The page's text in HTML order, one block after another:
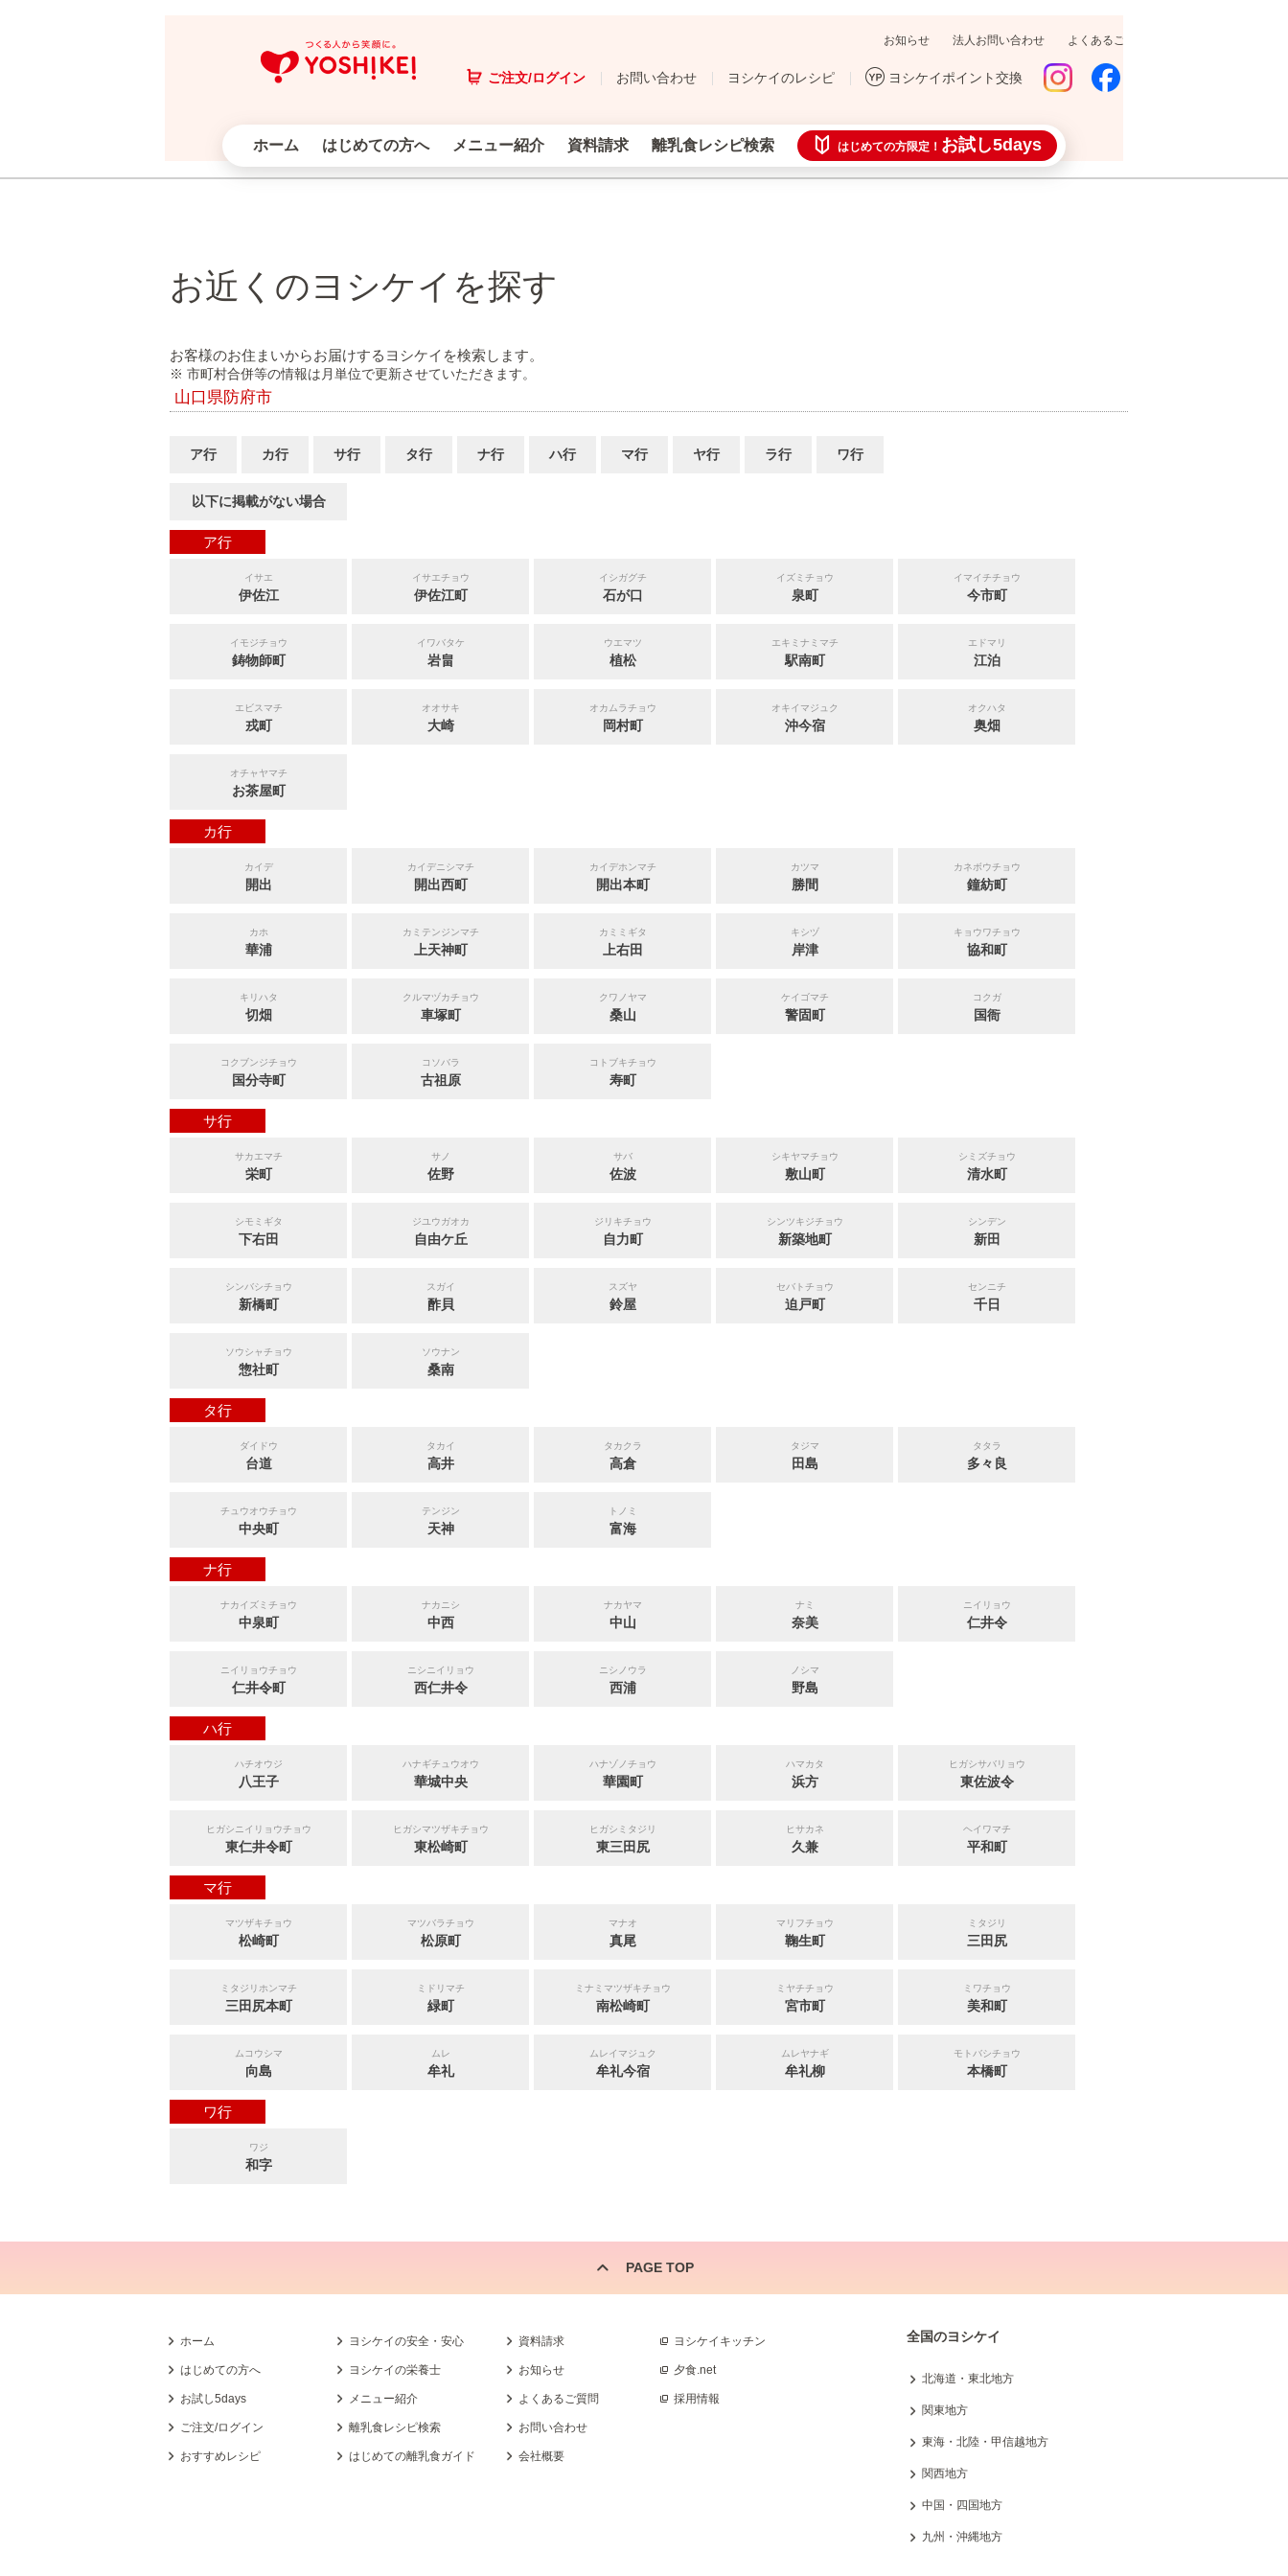
お知らせ 法人お問い合わせ よくあるご質問
ご注文/ログイン お問い合わせ ヨシケイのレシピ ヨシケイポイント交換
ホーム はじめての方へ メニュー紹介 資料請求 離乳食レシピ検索 はじめての方限定！ お試し5days
お近くのヨシケイを探す
お客様のお住まいからお届けするヨシケイを検索します。
※ 市町村合併等の情報は月単位で更新させていただきます。
山口県防府市
ア行 カ行 サ行 タ行 ナ行 ハ行 マ行 ヤ行 ラ行 ワ行
以下に掲載がない場合
ア行
イサエ
伊佐江
イサエチョウ
伊佐江町
イシガグチ
石が口
イズミチョウ
泉町
イマイチチョウ
今市町
イモジチョウ
鋳物師町
イワバタケ
岩畠
ウエマツ
植松
エキミナミマチ
駅南町
エドマリ
江泊
エビスマチ
戎町
オオサキ
大崎
オカムラチョウ
岡村町
オキイマジュク
沖今宿
オクハタ
奥畑
オチャヤマチ
お茶屋町
カ行
カイデ
開出
カイデニシマチ
開出西町
カイデホンマチ
開出本町
カツマ
勝間
カネボウチョウ
鐘紡町
カホ
華浦
カミテンジンマチ
上天神町
カミミギタ
上右田
キシヅ
岸津
キョウワチョウ
協和町
キリハタ
切畑
クルマヅカチョウ
車塚町
クワノヤマ
桑山
ケイゴマチ
警固町
コクガ
国衙
コクブンジチョウ
国分寺町
コソバラ
古祖原
コトブキチョウ
寿町
サ行
サカエマチ
栄町
サノ
佐野
サバ
佐波
シキヤマチョウ
敷山町
シミズチョウ
清水町
シモミギタ
下右田
ジユウガオカ
自由ケ丘
ジリキチョウ
自力町
シンツキジチョウ
新築地町
シンデン
新田
シンバシチョウ
新橋町
スガイ
酢貝
スズヤ
鈴屋
セバトチョウ
迫戸町
センニチ
千日
ソウシャチョウ
惣社町
ソウナン
桑南
タ行
ダイドウ
台道
タカイ
高井
タカクラ
高倉
タジマ
田島
タタラ
多々良
チュウオウチョウ
中央町
テンジン
天神
トノミ
富海
ナ行
ナカイズミチョウ
中泉町
ナカニシ
中西
ナカヤマ
中山
ナミ
奈美
ニイリョウ
仁井令
ニイリョウチョウ
仁井令町
ニシニイリョウ
西仁井令
ニシノウラ
西浦
ノシマ
野島
ハ行
ハチオウジ
八王子
ハナギチュウオウ
華城中央
ハナゾノチョウ
華園町
ハマカタ
浜方
ヒガシサバリョウ
東佐波令
ヒガシニイリョウチョウ
東仁井令町
ヒガシマツザキチョウ
東松崎町
ヒガシミタジリ
東三田尻
ヒサカネ
久兼
ヘイワマチ
平和町
マ行
マツザキチョウ
松崎町
マツバラチョウ
松原町
マナオ
真尾
マリフチョウ
鞠生町
ミタジリ
三田尻
ミタジリホンマチ
三田尻本町
ミドリマチ
緑町
ミナミマツザキチョウ
南松崎町
ミヤチチョウ
宮市町
ミワチョウ
美和町
ムコウシマ
向島
ムレ
牟礼
ムレイマジュク
牟礼今宿
ムレヤナギ
牟礼柳
モトバシチョウ
本橋町
ワ行
ワジ
和字
PAGE TOP
ホーム
はじめての方へ
お試し5days
ご注文/ログイン
おすすめレシピ
ヨシケイの安全・安心
ヨシケイの栄養士
メニュー紹介
離乳食レシピ検索
はじめての離乳食ガイド
資料請求
お知らせ
よくあるご質問
お問い合わせ
会社概要
ヨシケイキッチン
夕食.net
採用情報
全国のヨシケイ
北海道・東北地方
関東地方
東海・北陸・甲信越地方
関西地方
中国・四国地方
九州・沖縄地方